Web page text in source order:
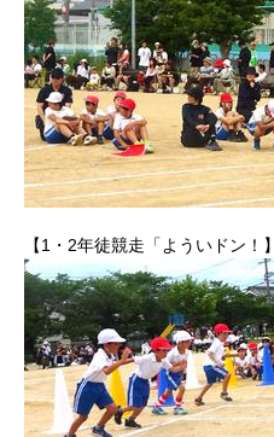
【1・2年徒競走「よういドン！】